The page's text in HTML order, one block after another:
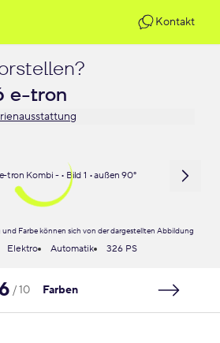
Kontakt
e-tron
Farbe können sich von der dargestellten Abbildung
Elektro Automatik 326 PS
/ 10 Farben